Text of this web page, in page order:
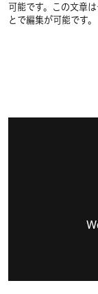
可能です。この文章
とで編集が可能です。